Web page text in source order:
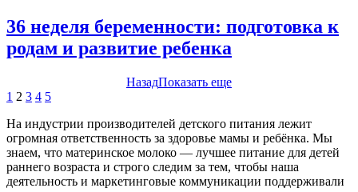
36 неделя беременности: подготовка к
родам и развитие ребенка
НазадПоказать еще
1 2 3 4 5
На индустрии производителей детского питания лежит
огромная ответственность за здоровье мамы и ребёнка. Мы
знаем, что материнское молоко — лучшее питание для детей
раннего возраста и строго следим за тем, чтобы наша
деятельность и маркетинговые коммуникации поддерживали